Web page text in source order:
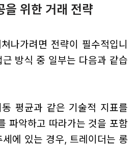
을 위한 거래 전략
나가려면 전략이 필수적입니
방식 중 일부는 다음과 같습
평균과 같은 기술적 지표를
파악하고 따라가는 것을 포함
에 있는 경우, 트레이더는 롱